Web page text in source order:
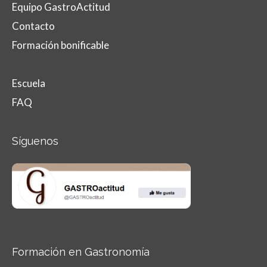
Equipo GastroActitud
Contacto
Formación bonificable
Escuela
FAQ
Síguenos
Formación en Gastronomía